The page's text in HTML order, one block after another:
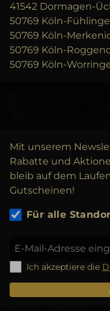
41542 Dormagen-
50769 Köln-
50769 Köln-
50769 Köln-
50769 Köln-
Mit unserem
Rabatte und
bleib auf dem
Gutscheinen!
Für alle
Ich akzeptiere die